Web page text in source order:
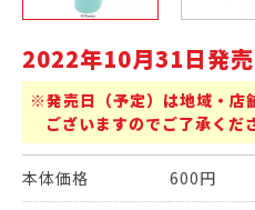
2022年10月31日発売
※発売日（予定）は地域・店
ございますのでご了承くだ
本体価格 600円